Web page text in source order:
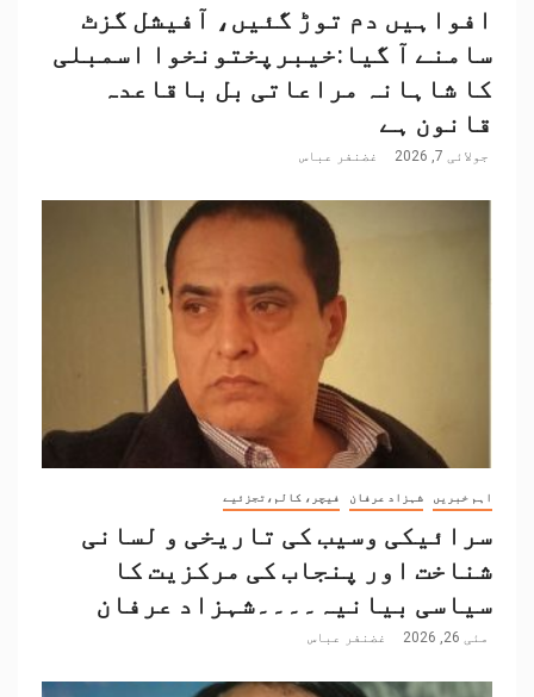
افواہیں دم توڑ گئیں، آفیشل گزٹ
سامنے آ گیا:خیبرپختونخوا اسمبلی
کا شاہانہ مراعاتی بل باقاعدہ
قانون ہے
جولائی 7, 2026 غضنفر عباس
اہم خبریں شہزاد عرفان فیچر، کالم،تجزئیے
سرائیکی وسیب کی تاریخی و لسانی
شناخت اور پنجاب کی مرکزیت کا
سیاسی بیانیہ۔۔۔۔شہزاد عرفان
مئی 26, 2026 غضنفر عباس